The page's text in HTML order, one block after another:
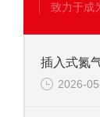
致力于成
2026-